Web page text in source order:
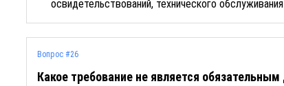
освидетельствований, технического
Вопрос #26
Какое требование не является